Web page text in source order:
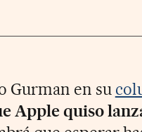
Gurman en su
Apple quiso